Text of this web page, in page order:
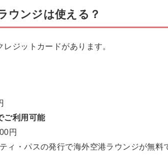
ウンジは使える？
ジットカードがあります。
ご利用可能
円
ィ・パスの発行で海外空港ラウンジが無料